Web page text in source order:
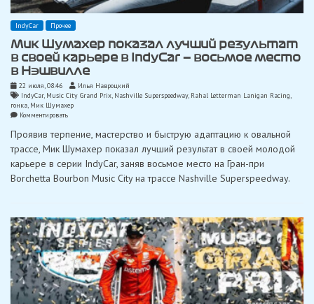
IndyCar Прочее
Мик Шумахер показал лучший результат
в своей карьере в IndyCar — восьмое место
в Нэшвилле
22 июля, 08:46
Илья Навроцкий
IndyCar, Music City Grand Prix Nashville Superspeedway, Rahal Letterman Lanigan Racing
гонка Мик Шумахер
Комментироватьon
Шумахер
лучший
результат
своей
—
восьмое
место
в
Нэшвилле
Проявив терпение, мастерство и быструю адаптацию к овальной
трассе, Мик Шумахер показал лучший результат в своей молодой
карьере в серии IndyCar, заняв восьмое место на Гран-при
Borchetta Bourbon Music City на трассе Nashville Superspeedway.